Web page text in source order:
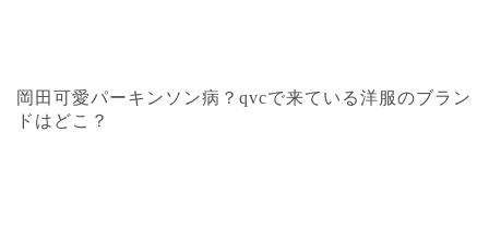
岡田可愛パーキンソン病？qvcで来ている洋服のブラン
ドはどこ？